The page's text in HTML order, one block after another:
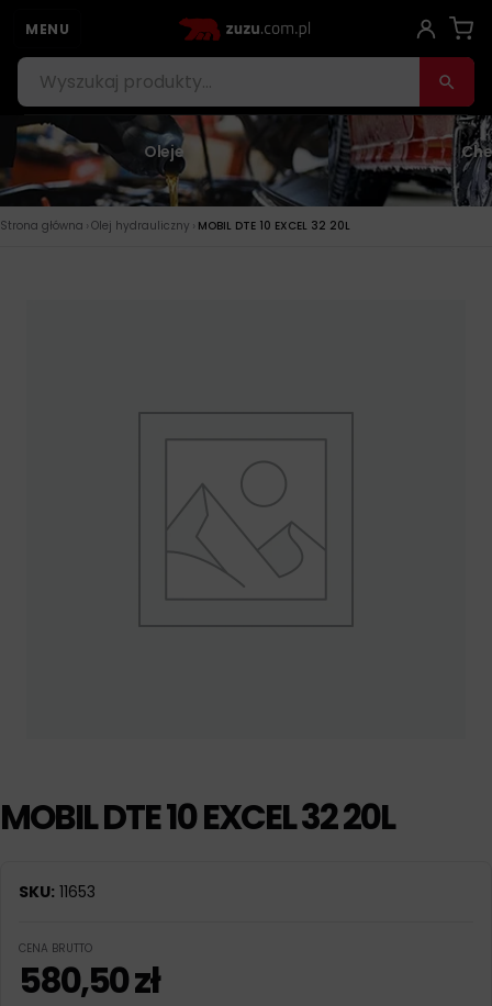
MENU
Oleje
Strona główna › Olej hydrauliczny › MOBIL DTE 10 EXCEL 32 20L
MOBIL DTE 10 EXCEL 32 20L
SKU: 11653
CENA BRUTTO
580,50zł